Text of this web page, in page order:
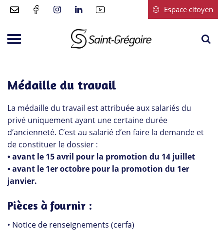
Gestion des traceurs
Espace citoyen
Aller
Médaille du travail
La médaille du travail est attribuée aux salariés du
privé uniquement ayant une certaine durée
d’ancienneté. C’est au salarié d’en faire la demande et
de constituer le dossier :
• avant le 15 avril pour la promotion du 14 juillet
• avant le 1er octobre pour la promotion du 1er
janvier.
Pièces à fournir :
• Notice de renseignements (cerfa)